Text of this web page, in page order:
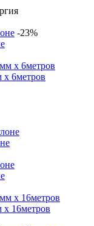
-23%
х 6метров
х 16метров